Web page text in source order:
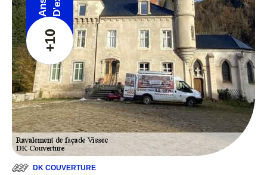
+10
Ans
DK COUVERTURE